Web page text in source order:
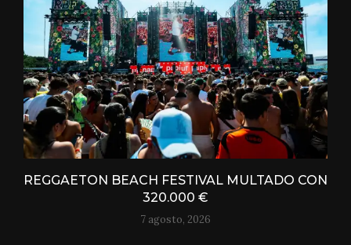
REGGAETON BEACH FESTIVAL MULTADO CON
320.000 €
7 agosto, 2026